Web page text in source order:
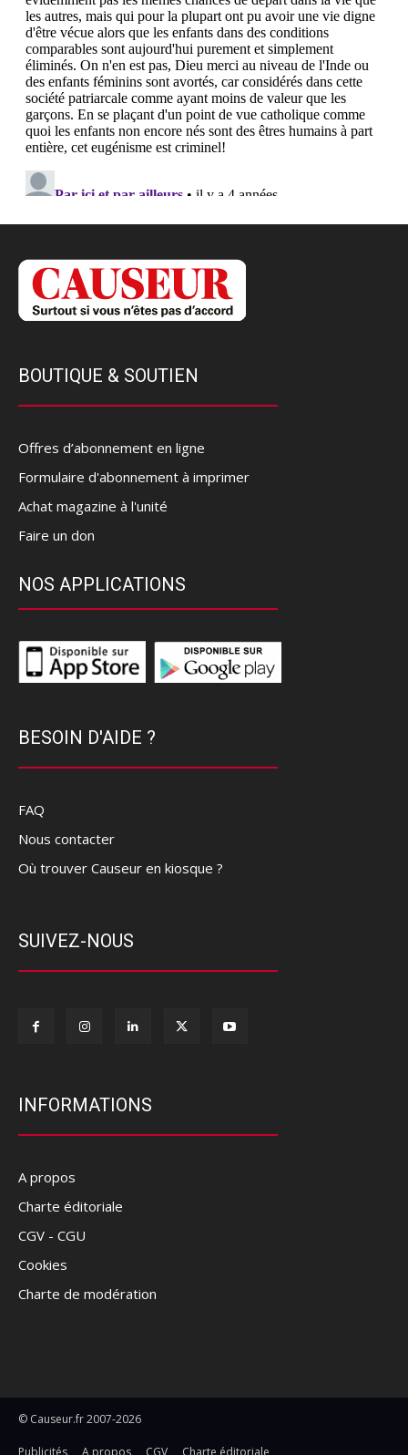
BOUTIQUE & SOUTIEN
Offres d’abonnement en ligne
Formulaire d'abonnement à imprimer
Achat magazine à l'unité
Faire un don
NOS APPLICATIONS
BESOIN D'AIDE ?
FAQ
Nous contacter
Où trouver Causeur en kiosque ?
SUIVEZ-NOUS
INFORMATIONS
A propos
Charte éditoriale
CGV - CGU
Cookies
Charte de modération
© Causeur.fr 2007-2026